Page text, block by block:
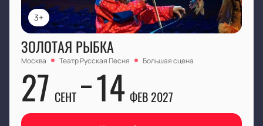
3+
ЗОЛОТАЯ РЫБКА
Москва Театр Русская Песня Большая сцена
27 СЕНТ 14 ФЕВ 2027